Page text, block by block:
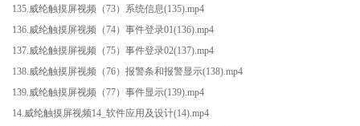
135.威纶触摸屏视频（73）系统信息(135).mp4
136.威纶触摸屏视频（74）事件登录01(136).mp4
137.威纶触摸屏视频（75）事件登录02(137).mp4
138.威纶触摸屏视频（76）报警条和报警显示(138).mp4
139.威纶触摸屏视频（77）事件显示(139).mp4
14.威纶触摸屏视频14_软件应用及设计(14).mp4